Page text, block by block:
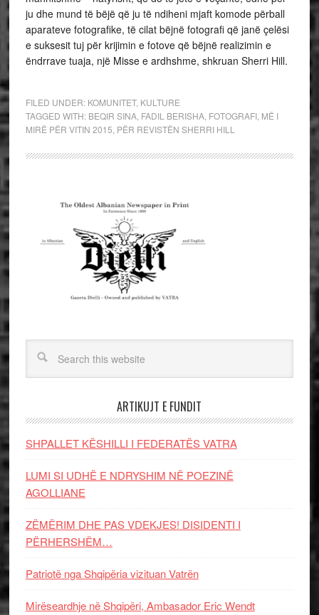
ju dhe mund të bëjë që ju të ndiheni mjaft komode përball
aparateve fotografike, të cilat bëjnë fotografi që janë çelësi
e suksesit tuj për krijimin e fotove që bëjnë realizimin e
ëndrrave tuaja, një Misse e ardhshme, shkruan Sherri Hill.
FILED UNDER: KOMUNITET, KULTURE
TAGGED WITH: BEQIR SINA, FADIL BERISHA, FOTOGRAFI, MË I
MIRË PËR VITIN 2015 PËR REVISTËN SHERRI HILL
ARTIKUJT E FUNDIT
SHPALLET KËSHILLI I FEDERATËS VATRA
LUMI SI UDHË E NDRYSHIM NË POEZINË
AGOLLIANE
ZËMËRIM DHE PAS VDEKJES! DISIDENTI I
PËRHERSHËM…
Patriotë nga Shqipëria vizituan Vatrën
Mirëseardhje në Shqipëri, Ambasador Eric Wendt